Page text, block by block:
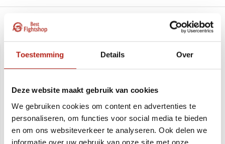
Toestemming Details Over
Deze website maakt gebruik van cookies
We gebruiken cookies om content en advertenties te
personaliseren, om functies voor social media te bieden
en om ons websiteverkeer te analyseren. Ook delen we
informatie over uw gebruik van onze site met onze
Aanbevolen voor u
Basic hoofdbeschermer
boksen
Basic armpad trapkussen
L40 x B20 x D9 cm